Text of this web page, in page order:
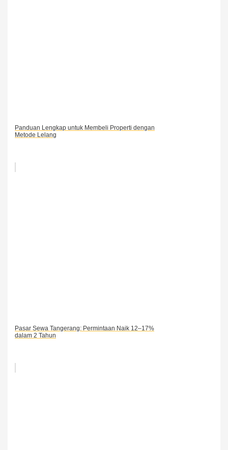
Panduan Lengkap untuk Membeli Properti dengan
Metode Lelang
Pasar Sewa Tangerang: Permintaan Naik 12–17%
dalam 2 Tahun